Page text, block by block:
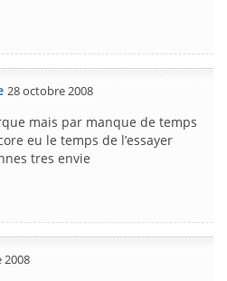
28 octobre 2008
mais par manque de temps
eu le temps de l’essayer
tres envie
2008